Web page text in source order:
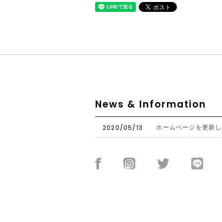
News & Information
2020/05/13 ホームページを更新し